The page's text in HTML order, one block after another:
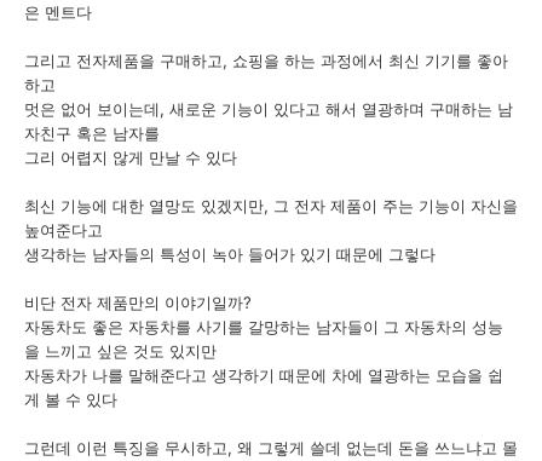
은 멘트다
그리고 전자제품을 구매하고, 쇼핑을 하는 과정에서 최신 기기를 좋아
하고
멋은 없어 보이는데, 새로운 기능이 있다고 해서 열광하며 구매하는 남
자친구 혹은 남자를
그리 어렵지 않게 만날 수 있다
최신 기능에 대한 열망도 있겠지만, 그 전자 제품이 주는 기능이 자신을
높여준다고
생각하는 남자들의 특성이 녹아 들어가 있기 때문에 그렇다
비단 전자 제품만의 이야기일까?
자동차도 좋은 자동차를 사기를 갈망하는 남자들이 그 자동차의 성능
을 느끼고 싶은 것도 있지만
자동차가 나를 말해준다고 생각하기 때문에 차에 열광하는 모습을 쉽
게 볼 수 있다
그런데 이런 특징을 무시하고, 왜 그렇게 쓸데 없는데 돈을 쓰느냐고 몰